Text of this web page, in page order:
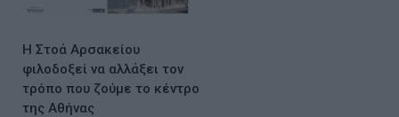
Η Στοά Αρσακείου
φιλοδοξεί να αλλάξει τον
τρόπο που ζούμε το κέντρο
της Αθήνας